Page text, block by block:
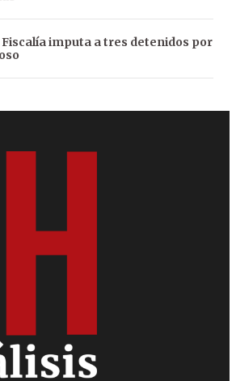
Fiscalía imputa a tres detenidos por